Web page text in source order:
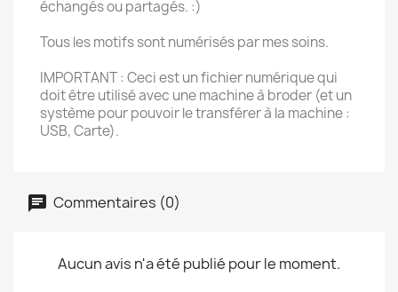
échangés ou partagés. :)
Tous les motifs sont numérisés par mes soins.
IMPORTANT : Ceci est un fichier numérique qui
doit être utilisé avec une machine à broder (et un
système pour pouvoir le transférer à la machine :
USB, Carte).
Commentaires (0)
Aucun avis n'a été publié pour le moment.